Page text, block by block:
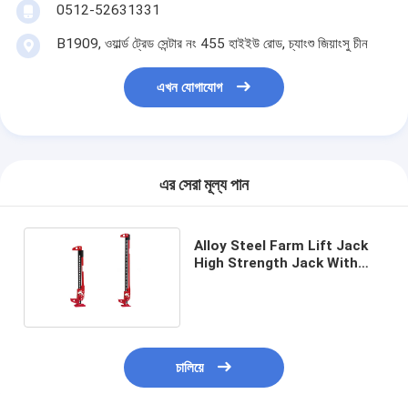
0512-52631331
B1909, ওয়ার্ল্ড ট্রেড সেন্টার নং 455 হাইইউ রোড, চ্যাংশু জিয়াংসু চীন
এখন যোগাযোগ
এর সেরা মূল্য পান
Alloy Steel Farm Lift Jack
High Strength Jack With
চালিয়ে